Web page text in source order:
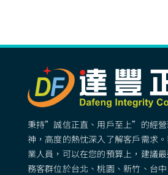
秉持”誠信正直、用戶至上”的經營
神，高度的熱忱深入了解客戶需求
業人員，可以在您的預算上，建議
務客群位於台北、桃園、新竹、台